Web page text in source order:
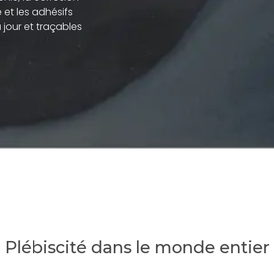
les adhésifs
jour et traçables
Plébiscité dans le monde entier